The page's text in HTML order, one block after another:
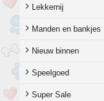
Lekkernij
Manden en bankjes
Nieuw binnen
Speelgoed
Super Sale